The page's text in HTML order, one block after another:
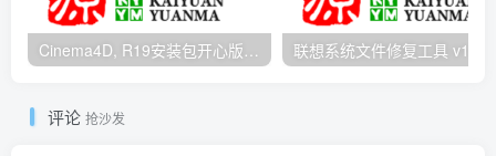
Cinema4D, R19安装包开心版带序列号
评论 抢沙发